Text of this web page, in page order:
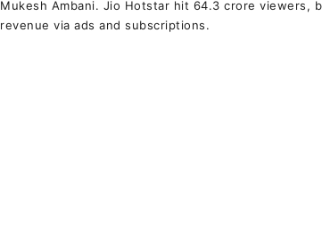
Mukesh Ambani. Jio Hotstar hit 64.3 crore viewers,
revenue via ads and subscriptions.